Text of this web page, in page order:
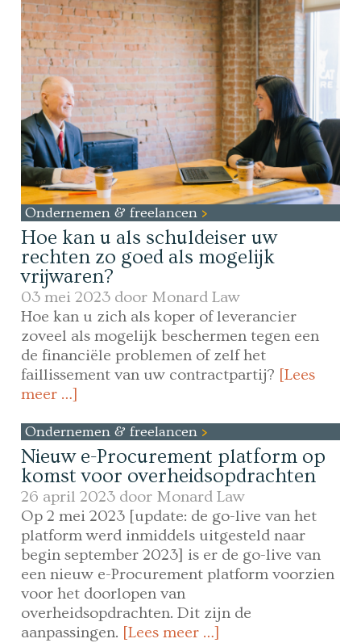
Ondernemen & freelancen
Hoe kan u als schuldeiser uw
rechten zo goed als mogelijk
vrijwaren?
03 mei 2023 door Monard Law
Hoe kan u zich als koper of leverancier
zoveel als mogelijk beschermen tegen een
de financiële problemen of zelf het
faillissement van uw contractpartij? [Lees
meer …]
Ondernemen & freelancen
Nieuw e-Procurement platform op
komst voor overheidsopdrachten
26 april 2023 door Monard Law
Op 2 mei 2023 [update: de go-live van het
platform werd inmiddels uitgesteld naar
begin september 2023] is er de go-live van
een nieuw e-Procurement platform voorzien
voor het doorlopen van
overheidsopdrachten. Dit zijn de
aanpassingen. [Lees meer …]